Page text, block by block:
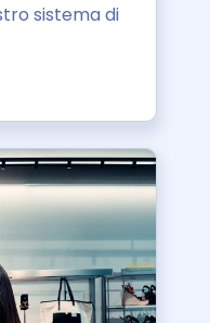
sistema di